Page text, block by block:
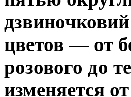
цветов — от
розового до
изменяется